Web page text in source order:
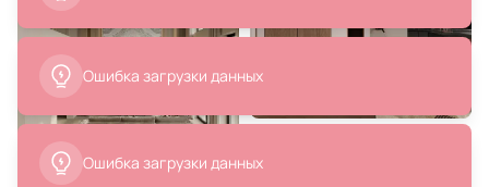
Ошибка загрузки данных
Ошибка загрузки данных